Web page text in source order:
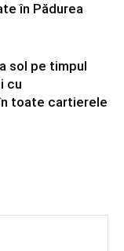
în Pădurea
sol pe timpul
cu
toate cartierele